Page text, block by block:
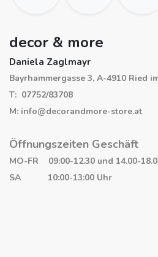
decor & more
Daniela Zaglmayr
Bayrhammergasse 3, A-4910 Ried
T: 07752/83708
M: info@decorandmore-store.at
Öffnungszeiten Geschäft
MO-FR 09:00-12.30 und 14.00-
SA 10:00-13:00 Uhr